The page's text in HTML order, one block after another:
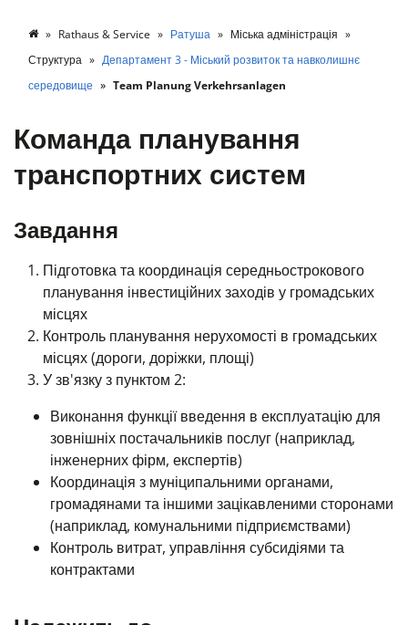
Rathaus & Service Ратуша
Міська адміністрація
Структура
Департамент 3 - Міський розвиток та навколишнє
середовище
Team Planung Verkehrsanlagen
Команда планування
транспортних систем
Завдання
Підготовка та координація середньострокового
планування інвестиційних заходів у громадських
місцях
Контроль планування нерухомості в громадських
місцях (дороги, доріжки, площі)
У зв'язку з пунктом 2:
Виконання функції введення в експлуатацію для
зовнішніх постачальників послуг (наприклад,
інженерних фірм, експертів)
Координація з муніципальними органами,
громадянами та іншими зацікавленими сторонами
(наприклад, комунальними підприємствами)
Контроль витрат, управління субсидіями та
контрактами